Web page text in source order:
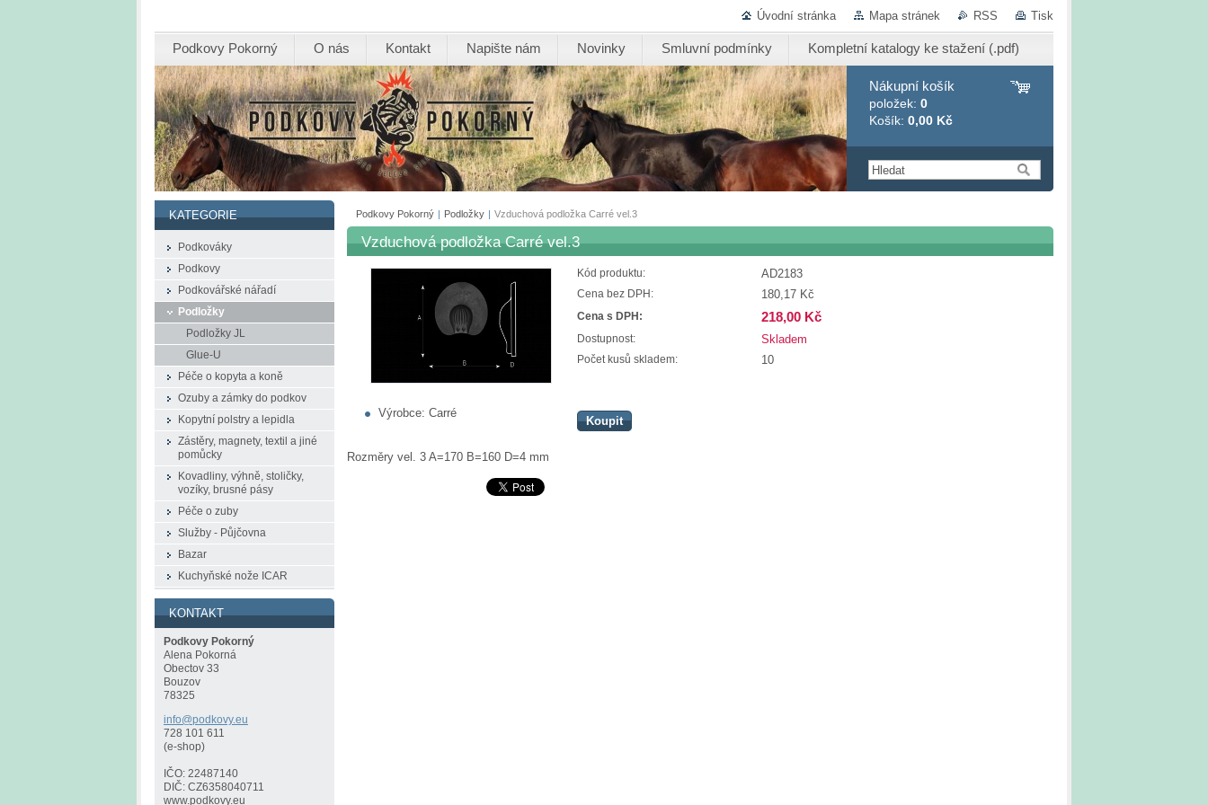
Úvodní stránka Mapa stránek RSS Tisk
Podkovy Pokorný O nás Kontakt Napište nám Novinky Smluvní podmínky Kompletní katalogy ke stažení (.pdf)
Nákupní košík
položek: 0
Košík: 0,00 Kč
Podkovy Pokorný | Podložky | Vzduchová podložka Carré vel.3
Vzduchová podložka Carré vel.3
Výrobce: Carré
Kód produktu: AD2183
Cena bez DPH: 180,17 Kč
Cena s DPH: 218,00 Kč
Dostupnost: Skladem
Počet kusů skladem: 10
Koupit
Rozměry vel. 3 A=170 B=160 D=4 mm
KATEGORIE
Podkováky
Podkovy
Podkovářské nářadí
Podložky
Podložky JL
Glue-U
Péče o kopyta a koně
Ozuby a zámky do podkov
Kopytní polstry a lepidla
Zástěry, magnety, textil a jiné
pomůcky
Kovadliny, výhně, stoličky,
vozíky, brusné pásy
Péče o zuby
Služby - Půjčovna
Bazar
Kuchyňské nože ICAR
KONTAKT
Podkovy Pokorný
Alena Pokorná
Obectov 33
Bouzov
78325
info@pod kovy.eu
728 101 611
(e-shop)
IČO: 22487140
DIČ: CZ6358040711
www.podkovy.eu